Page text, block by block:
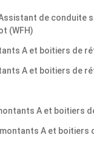
Assistant de conduite
(WFH)
A et boitiers de
A et boitiers de
A et boitiers
A et boitiers